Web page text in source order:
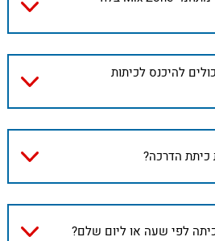
להיכנס לכיתות
הדרכה?
לפי שעה או ליום שלם?